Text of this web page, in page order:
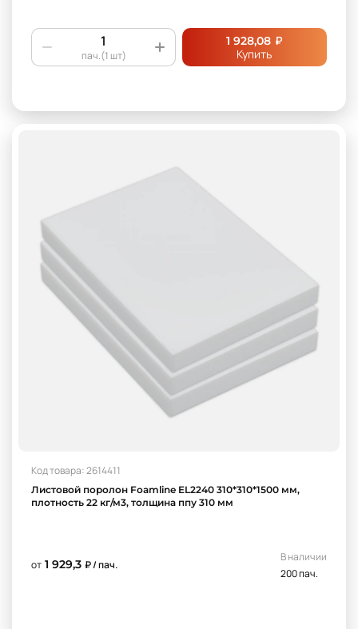
пач.(1 шт)
1 928,08 ₽
Купить
Код товара: 2614411
Листовой поролон Foamline EL2240 310*310*1500 мм,
плотность 22 кг/м3, толщина ппу 310 мм
от 1 929,3 ₽ / пач.
В наличии
200 пач.